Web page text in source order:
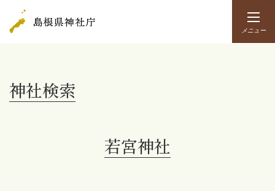
メニュー
神社検索
若宮神社